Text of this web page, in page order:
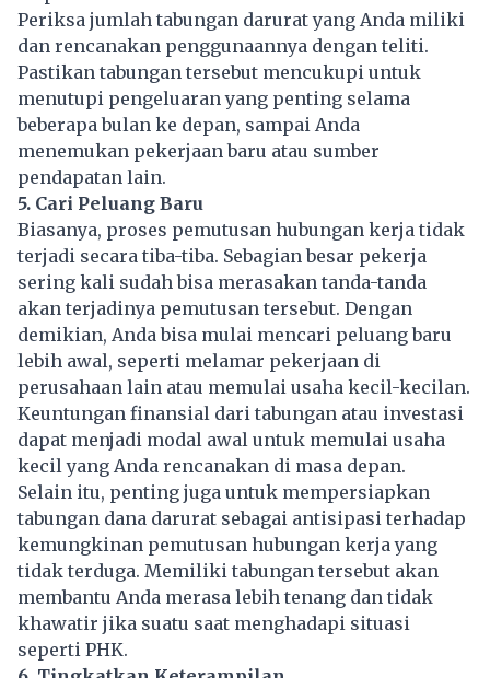
Periksa jumlah tabungan darurat yang Anda miliki
dan rencanakan penggunaannya dengan teliti.
Pastikan tabungan tersebut mencukupi untuk
menutupi pengeluaran yang penting selama
beberapa bulan ke depan, sampai Anda
menemukan pekerjaan baru atau sumber
pendapatan lain.
5. Cari Peluang Baru
Biasanya, proses pemutusan hubungan kerja tidak
terjadi secara tiba-tiba. Sebagian besar pekerja
sering kali sudah bisa merasakan tanda-tanda
akan terjadinya pemutusan tersebut. Dengan
demikian, Anda bisa mulai mencari peluang baru
lebih awal, seperti melamar pekerjaan di
perusahaan lain atau memulai usaha kecil-kecilan.
Keuntungan finansial dari tabungan atau investasi
dapat menjadi modal awal untuk memulai usaha
kecil yang Anda rencanakan di masa depan.
Selain itu, penting juga untuk mempersiapkan
tabungan dana darurat sebagai antisipasi terhadap
kemungkinan pemutusan hubungan kerja yang
tidak terduga. Memiliki tabungan tersebut akan
membantu Anda merasa lebih tenang dan tidak
khawatir jika suatu saat menghadapi situasi
seperti PHK.